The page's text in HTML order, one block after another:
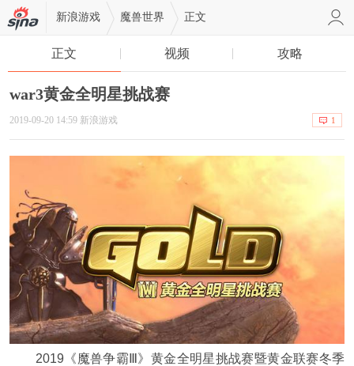
新浪游戏 魔兽世界 正文
正文 视频 攻略
war3黄金全明星挑战赛
2019-09-20 14:59 新浪游戏 1
2019 《魔兽争霸Ⅲ》黄金全明星挑战赛暨黄金联赛冬季